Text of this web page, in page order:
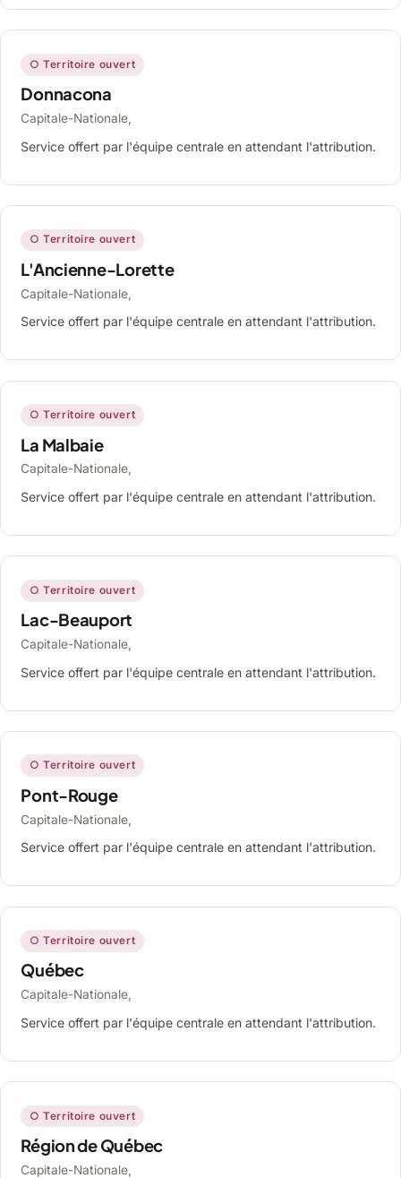
○ Territoire ouvert
Donnacona
Capitale-Nationale,
Service offert par l'équipe centrale en attendant l'attribution.
○ Territoire ouvert
L'Ancienne-Lorette
Capitale-Nationale,
Service offert par l'équipe centrale en attendant l'attribution.
○ Territoire ouvert
La Malbaie
Capitale-Nationale,
Service offert par l'équipe centrale en attendant l'attribution.
○ Territoire ouvert
Lac-Beauport
Capitale-Nationale,
Service offert par l'équipe centrale en attendant l'attribution.
○ Territoire ouvert
Pont-Rouge
Capitale-Nationale,
Service offert par l'équipe centrale en attendant l'attribution.
○ Territoire ouvert
Québec
Capitale-Nationale,
Service offert par l'équipe centrale en attendant l'attribution.
○ Territoire ouvert
Région de Québec
Capitale-Nationale,